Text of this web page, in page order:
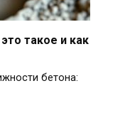
такое и как
бетона: